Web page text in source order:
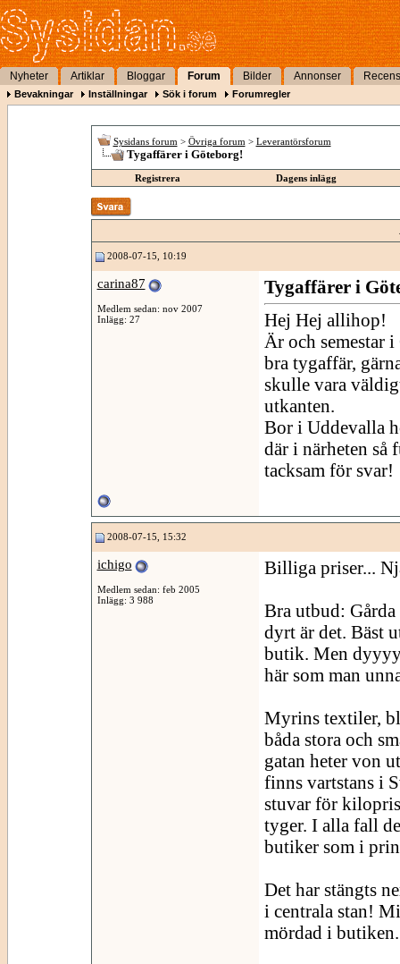
Nyheter Artiklar Bloggar Forum Bilder Annonser
Bevakningar Inställningar Sök i forum Forumregler
Sysidans forum > Övriga forum > Leverantörsforum
Tygaffärer i Göteborg!
Registrera Dagens inlägg
2008-07-15, 10:19
carina87
Medlem sedan: nov 2007
Inlägg: 27
Tygaffärer i
Hej Hej allihop!
Är och semestar
bra tygaffär,
skulle vara
utkanten.
Bor i Uddevalla
där i närheten så
tacksam för svar!
2008-07-15, 15:32
ichigo
Medlem sedan: feb 2005
Inlägg: 3 988
Billiga priser...
Bra utbud:
dyrt är det. Bäst
butik. Men
här som man
Myrins textiler,
båda stora och
gatan heter von
finns vartstans i
stuvar för
tyger. I alla fall
butiker som i
Det har stängts
i centrala stan!
mördad i